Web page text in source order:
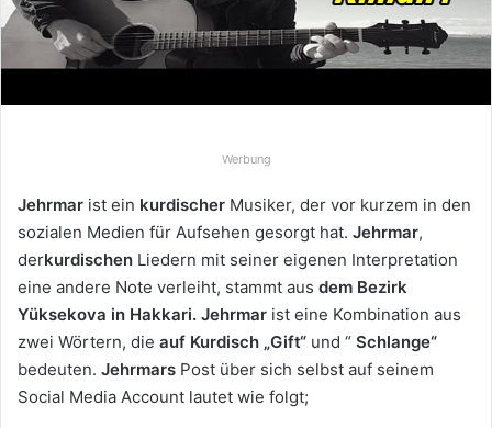
i
n
a
i
l
Werbung
Jehrmar ist ein kurdischer Musiker, der vor kurzem in den
sozialen Medien für Aufsehen gesorgt hat. Jehrmar,
derkurdischen Liedern mit seiner eigenen Interpretation
eine andere Note verleiht, stammt aus dem Bezirk
Yüksekova in Hakkari. Jehrmar ist eine Kombination aus
zwei Wörtern, die auf Kurdisch „Gift“ und “ Schlange“
bedeuten. Jehrmars Post über sich selbst auf seinem
Social Media Account lautet wie folgt;